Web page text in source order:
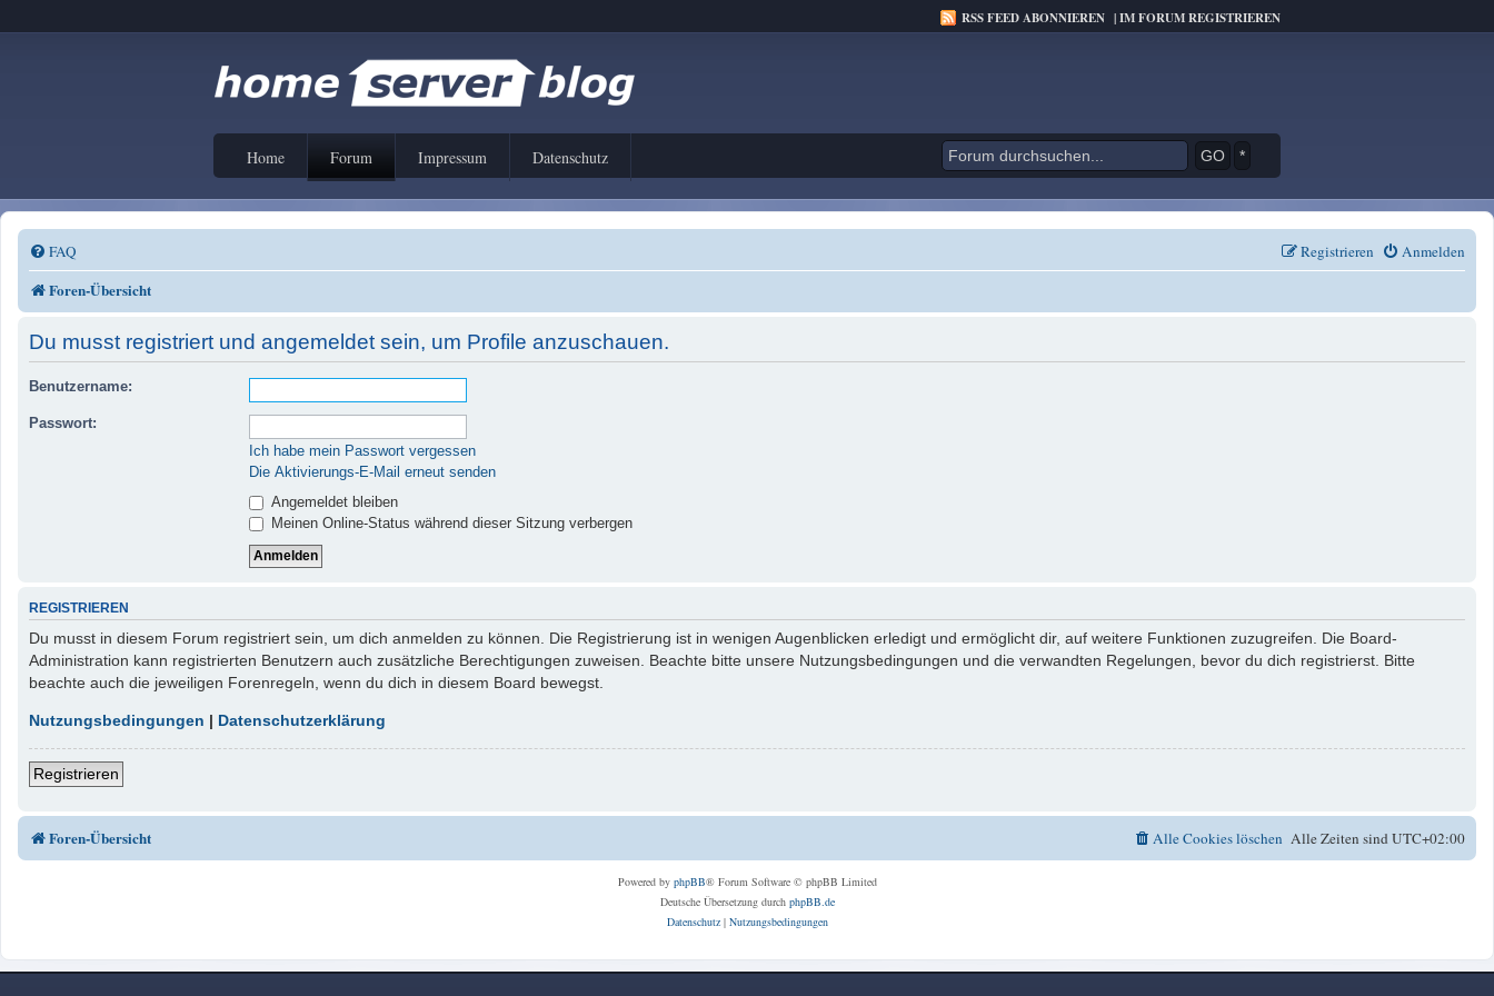
RSS FEED ABONNIEREN |IM FORUM REGISTRIEREN
Home Forum Impressum Datenschutz *
FAQ Anmelden
Registrieren
Foren-Übersicht
Du musst registriert und angemeldet sein, um Profile anzuschauen.
Benutzername:
Passwort:
Ich habe mein Passwort vergessen
Die Aktivierungs-E-Mail erneut senden
Angemeldet bleiben
Meinen Online-Status während dieser Sitzung verbergen
REGISTRIEREN
Du musst in diesem Forum registriert sein, um dich anmelden zu können. Die Registrierung ist in wenigen Augenblicken erledigt und ermöglicht dir, auf weitere Funktionen zuzugreifen. Die Board-
Administration kann registrierten Benutzern auch zusätzliche Berechtigungen zuweisen. Beachte bitte unsere Nutzungsbedingungen und die verwandten Regelungen, bevor du dich registrierst. Bitte
beachte auch die jeweiligen Forenregeln, wenn du dich in diesem Board bewegst.
Nutzungsbedingungen | Datenschutzerklärung
Registrieren
Foren-Übersicht Alle Zeiten sindUTC+02:00
Alle Cookies löschen
Powered by phpBB® Forum Software © phpBB Limited
Deutsche Übersetzung durch phpBB.de
Datenschutz| Nutzungsbedingungen